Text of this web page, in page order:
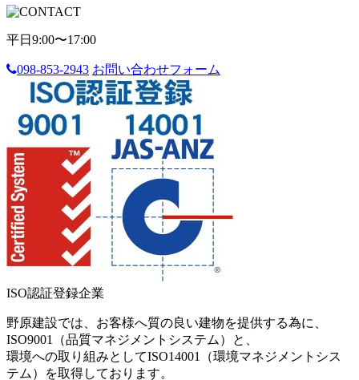
平日9:00〜17:00
098-853-2943 お問い合わせフォーム
ISO認証登録企業
野原建設では、お客様へ質の良い建物を提供する為に、
ISO9001（品質マネジメントシステム）と、
環境への取り組みとしてISO14001（環境マネジメントシス
テム）を取得しております。